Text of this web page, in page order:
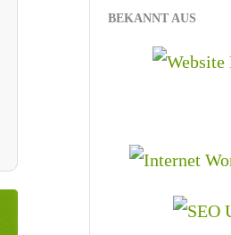
BEKANNT AUS